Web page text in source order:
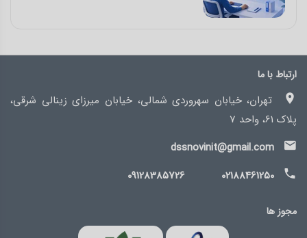
ارتباط با ما
تهران، خیابان سهروردی شمالی، خیابان میرزای زینالی شرقی،
پلاک 61، واحد 7
dssnovinit@gmail.com
02188461250
09128385726
مجوز ها